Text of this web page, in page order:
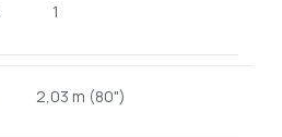
1
2,03 m (80")